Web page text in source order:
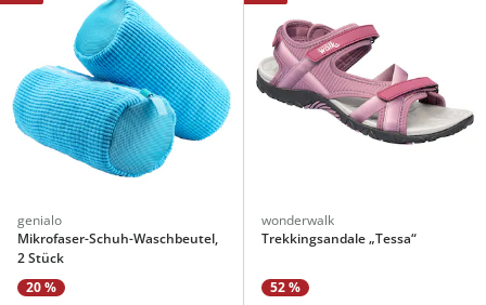
genialo
Mikrofaser-Schuh-Waschbeutel,
2 Stück
20 %
wonderwalk
Trekkingsandale „Tessa“
52 %